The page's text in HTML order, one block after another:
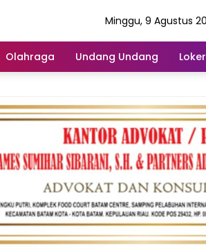
Minggu, 9 Agustus
Olahraga Undang Undang Loker